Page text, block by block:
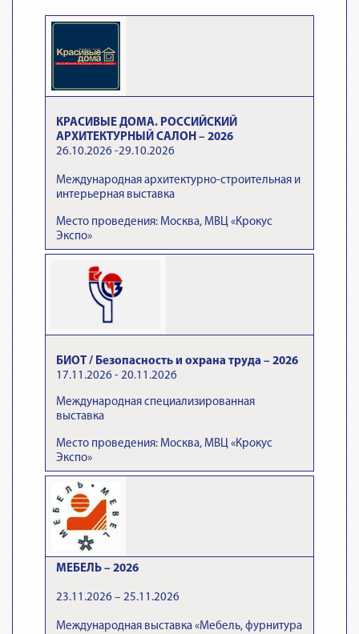
КРАСИВЫЕ ДОМА. РОССИЙСКИЙ
АРХИТЕКТУРНЫЙ САЛОН – 2026
26.10.2026 -29.10.2026
Международная архитектурно-строительная и
интерьерная выставка
Место проведения: Москва, МВЦ «Крокус
Экспо»
БИОТ / Безопасность и охрана труда – 2026
17.11.2026 - 20.11.2026
Международная специализированная
выставка
Место проведения: Москва, МВЦ «Крокус
Экспо»
МЕБЕЛЬ – 2026
23.11.2026 – 25.11.2026
Международная выставка «Мебель, фурнитура